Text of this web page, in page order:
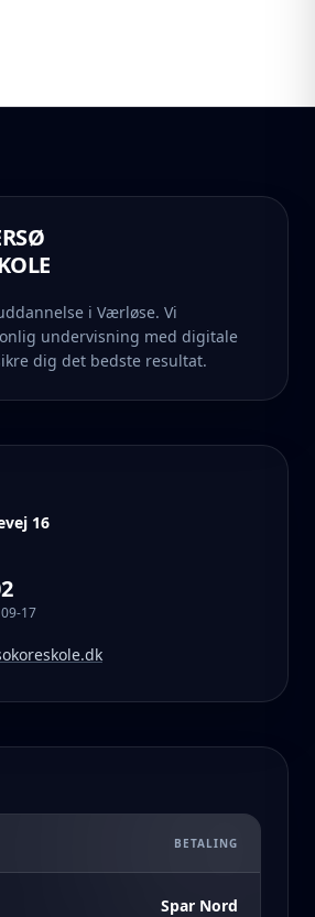
i Værløse. Vi
undervisning med digitale
dig det bedste resultat.
16
17
BETALING
Spar Nord